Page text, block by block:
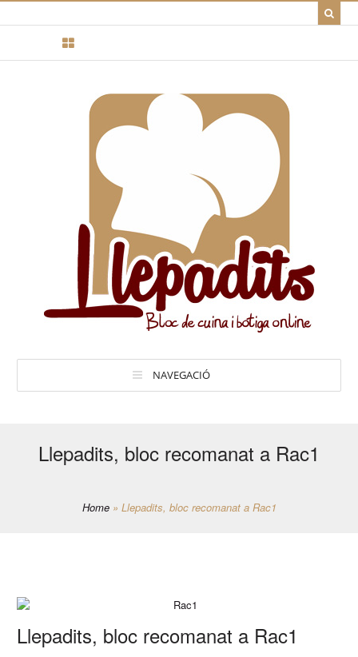
NAVEGACIÓ
Llepadits, bloc recomanat a Rac1
Home » Llepadits, bloc recomanat a Rac1
Llepadits, bloc recomanat a Rac1